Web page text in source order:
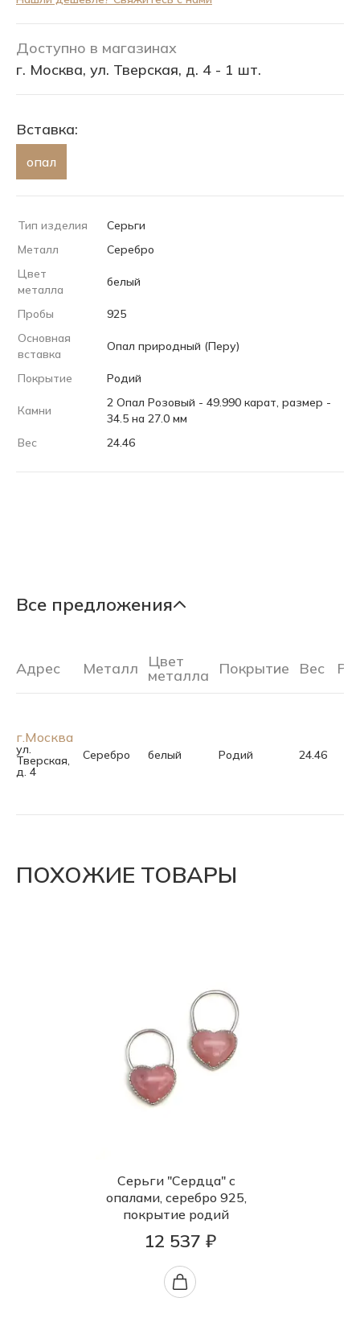
Доступно в магазинах
г. Москва, ул. Тверская, д. 4 - 1 шт.
Вставка:
опал
Тип изделия
Серьги
Металл
Серебро
Цвет
металла
белый
Пробы
925
Основная
вставка
Опал природный (Перу)
Покрытие Родий
Камни
2 Опал Розовый - 49.990 карат, размер -
34.5 на 27.0 мм
Вес
24.46
Все предложения
Адрес Металл Цвет
металла Покрытие Вес
г.Москва
ул.
Тверская,
д. 4
Серебро белый Родий 24.46
ПОХОЖИЕ ТОВАРЫ
Серьги "Сердца" с
опалами, серебро 925,
покрытие родий
12 537 ₽